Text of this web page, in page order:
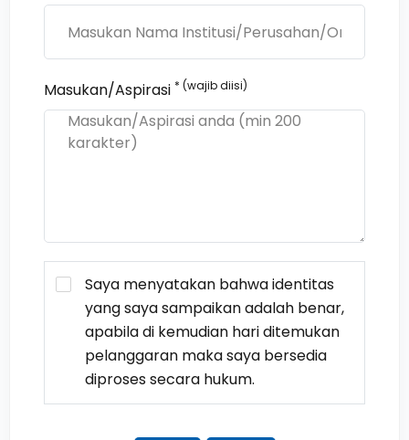
Masukan/Aspirasi * (wajib diisi)
Saya menyatakan bahwa identitas
yang saya sampaikan adalah benar,
apabila di kemudian hari ditemukan
pelanggaran maka saya bersedia
diproses secara hukum.